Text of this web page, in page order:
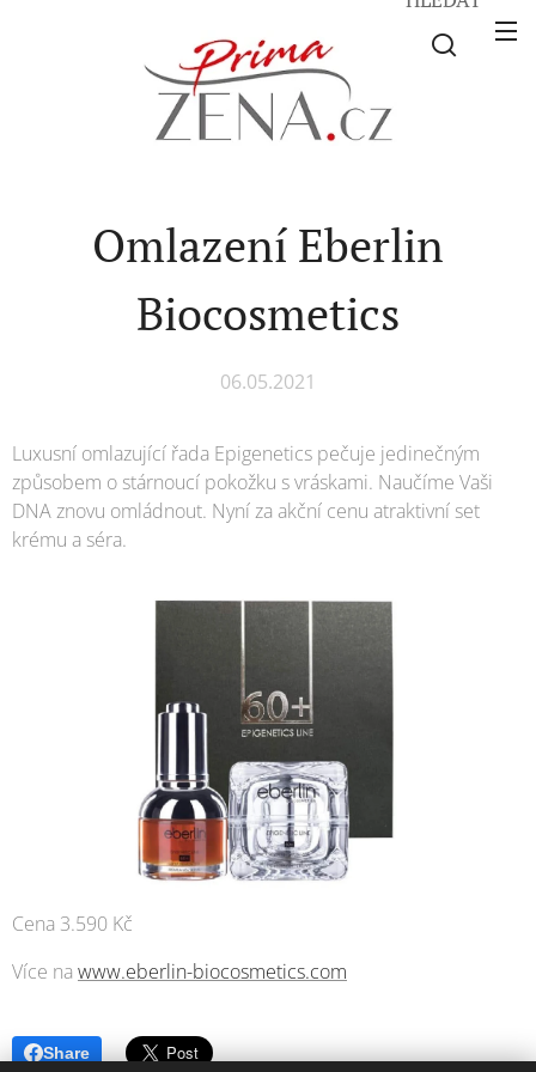
Omlazení Eberlin
Biocosmetics
06.05.2021
Luxusní omlazující řada Epigenetics pečuje jedinečným
způsobem o stárnoucí pokožku s vráskami. Naučíme Vaši
DNA znovu omládnout. Nyní za akční cenu atraktivní set
krému a séra.
Cena 3.590 Kč
Více na www.eberlin-biocosmetics.com
Share